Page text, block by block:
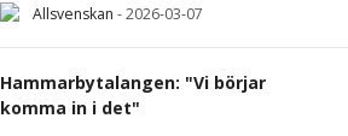
Allsvenskan -2026-03-07
Hammarbytalangen: "Vi börjar
komma in i det"